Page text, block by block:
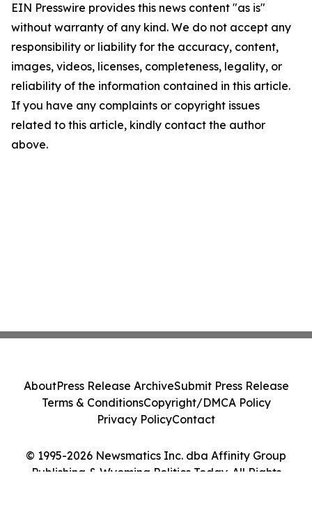
EIN Presswire provides this news content "as is"
without warranty of any kind. We do not accept any
responsibility or liability for the accuracy, content,
images, videos, licenses, completeness, legality, or
reliability of the information contained in this article.
If you have any complaints or copyright issues
related to this article, kindly contact the author
above.
© 1995-2026 Newsmatics Inc. dba Affinity Group
Publishing & Wyoming Politics Today. All Rights
AboutPress Release ArchiveSubmit Press Release
Terms & ConditionsCopyright/DMCA Policy
Privacy PolicyContact